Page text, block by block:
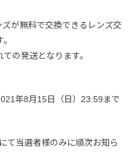
が無料で交換できるレンズ交
の発送となります。
年8月15日（日）23:59まで
て当選者様のみに順次お知ら